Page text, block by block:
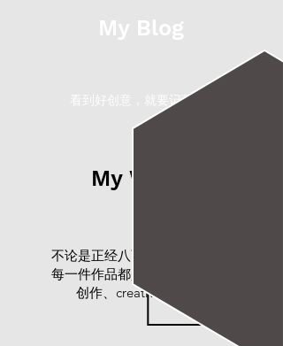
不论是正经八百还是搞怪惹笑，
每一件作品都是 Jackson 得意的
创作、creative works。
My Works
My Blog
看到好创意，就要记下来。